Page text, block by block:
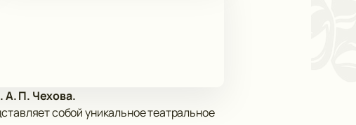
А. П. Чехова.
собой уникальное театральное